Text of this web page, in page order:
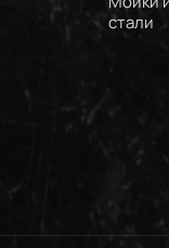
стали